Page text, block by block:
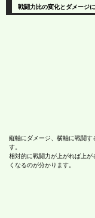
戦闘力比の変化とダメージ
縦軸にダメージ、横軸に戦闘す
す。
相対的に戦闘力が上がれば上が
くなるのが分かります。